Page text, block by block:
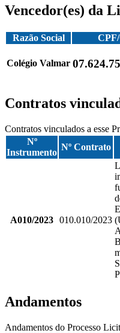
Vencedor(es) da
Razão Social
Colégio Valmar
Contratos
Contratos vinculados a esse
Nº
Instrumento
Nº Contrato
A010/2023 010.010/2023
Andamentos
Andamentos do Processo